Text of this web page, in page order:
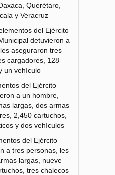
Querétaro,
y Veracruz
del Ejército
detuvieron a
aseguraron tres
cargadores, 128
un vehículo
del Ejército
a un hombre,
largas, dos armas
2,450 cartuchos,
y dos vehículos
del Ejército
a tres personas, les
largas, nueve
tres chalecos